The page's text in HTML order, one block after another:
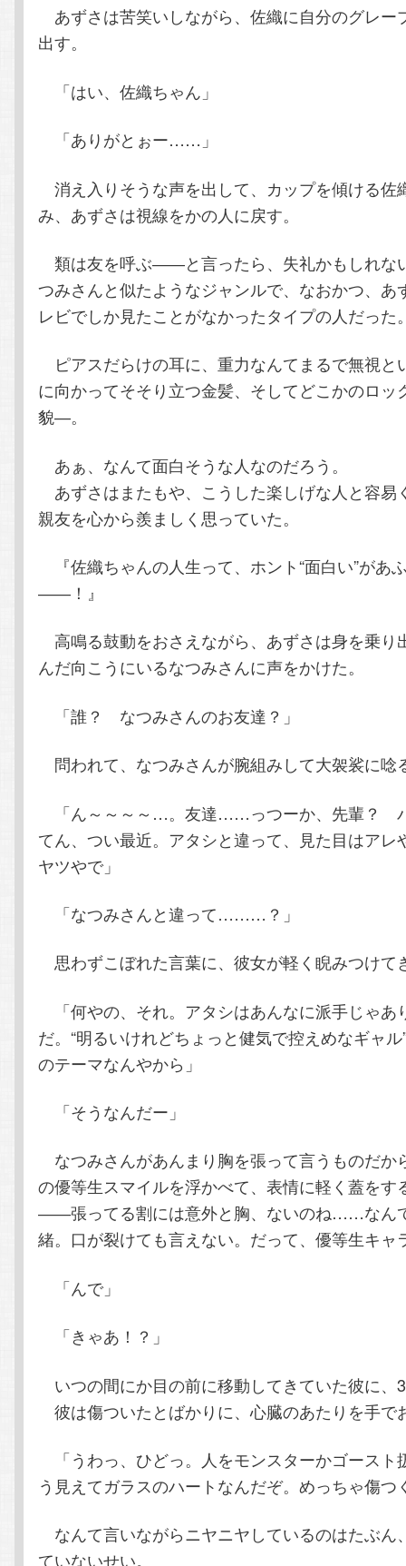
あずさは苦笑いしながら、佐織に自分のグレー
出す。
「はい、佐織ちゃん」
「ありがとぉー……」
消え入りそうな声を出して、カップを傾ける佐
み、あずさは視線をかの人に戻す。
類は友を呼ぶ――と言ったら、失礼かもしれな
つみさんと似たようなジャンルで、なおかつ、あ
レビでしか見たことがなかったタイプの人だった
ピアスだらけの耳に、重力なんてまるで無視と
に向かってそそり立つ金髪、そしてどこかのロッ
貌―。
あぁ、なんて面白そうな人なのだろう。
あずさはまたもや、こうした楽しげな人と容易
親友を心から羨ましく思っていた。
『佐織ちゃんの人生って、ホント“面白い”があ
――！』
高鳴る鼓動をおさえながら、あずさは身を乗り
んだ向こうにいるなつみさんに声をかけた。
「誰？ なつみさんのお友達？」
問われて、なつみさんが腕組みして大袈裟に唸
「ん～～～～…。友達……っつーか、先輩？
てん、つい最近。アタシと違って、見た目はアレ
ヤツやで」
「なつみさんと違って………？」
思わずこぼれた言葉に、彼女が軽く睨みつけて
「何やの、それ。アタシはあんなに派手じゃあ
だ。“明るいけれどちょっと健気で控えめなギャ
のテーマなんやから」
「そうなんだー」
なつみさんがあんまり胸を張って言うものだか
の優等生スマイルを浮かべて、表情に軽く蓋をす
――張ってる割には意外と胸、ないのね……なん
緒。口が裂けても言えない。だって、優等生キャ
「んで」
「きゃあ！？」
いつの間にか目の前に移動してきていた彼に、
彼は傷ついたとばかりに、心臓のあたりを手で
「うわっ、ひどっ。人をモンスターかゴースト
う見えてガラスのハートなんだぞ。めっちゃ傷つ
なんて言いながらニヤニヤしているのはたぶん
ていないせい。